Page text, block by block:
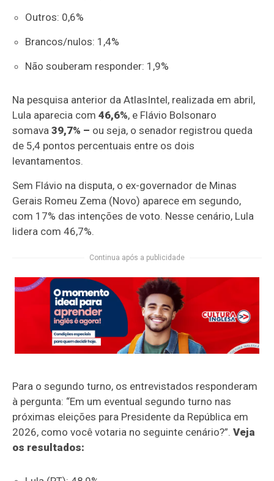
Outros: 0,6%
Brancos/nulos: 1,4%
Não souberam responder: 1,9%
Na pesquisa anterior da AtlasIntel, realizada em abril,
Lula aparecia com46,6%, e Flávio Bolsonaro
somava39,7% – ou seja, o senador registrou queda
de 5,4 pontos percentuais entre os dois
levantamentos.
Sem Flávio na disputa, o ex-governador de Minas
Gerais Romeu Zema (Novo) aparece em segundo,
com 17% das intenções de voto. Nesse cenário, Lula
lidera com 46,7%.
Continua após a publicidade
Para o segundo turno, os entrevistados responderam
à pergunta: “Em um eventual segundo turno nas
próximas eleições para Presidente da República em
2026, como você votaria no seguinte cenário?”.Veja
os resultados: